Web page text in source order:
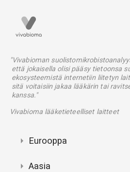
"Vivabioman
että jokaisella olisi pääsy tietoonsa
ekosysteemistä internetiin liitetyn
sitä voitaisiin jakaa lääkärin tai
kanssa."
Vivabioma lääketieteelliset laitteet
Eurooppa
Aasia